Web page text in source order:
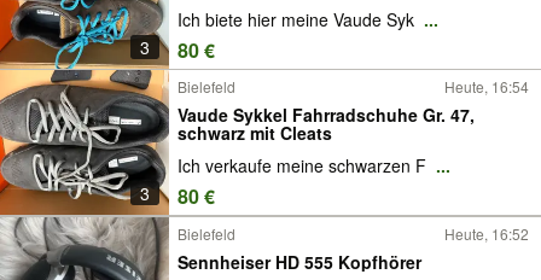
3
Ich biete hier meine Vaude Syk ...
80 €
3
Bielefeld Heute, 16:54
Vaude Sykkel Fahrradschuhe Gr. 47,
schwarz mit Cleats
Ich verkaufe meine schwarzen F ...
80 €
Bielefeld Heute, 16:52
Sennheiser HD 555 Kopfhörer